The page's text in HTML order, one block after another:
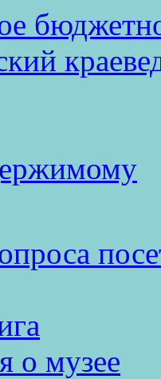
о музее